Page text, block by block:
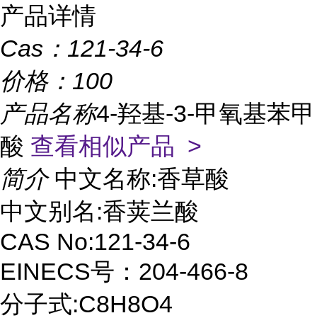
产品详情
Cas： 121-34-6
价格： 100
产品名称4-羟基-3-甲氧基苯甲
酸 查看相似产品 >
简介 中文名称:香草酸
中文别名:香荚兰酸
CAS No:121-34-6
EINECS号：204-466-8
分子式:C8H8O4